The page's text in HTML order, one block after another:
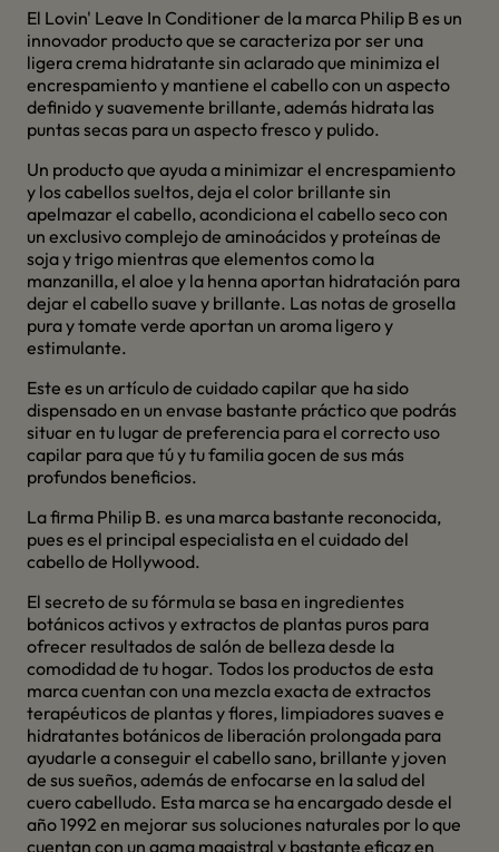
El Lovin' Leave In Conditioner de la marca Philip B es un
innovador producto que se caracteriza por ser una
ligera crema hidratante sin aclarado que minimiza el
encrespamiento y mantiene el cabello con un aspecto
definido y suavemente brillante, además hidrata las
puntas secas para un aspecto fresco y pulido.
Un producto que ayuda a minimizar el encrespamiento
y los cabellos sueltos, deja el color brillante sin
apelmazar el cabello, acondiciona el cabello seco con
un exclusivo complejo de aminoácidos y proteínas de
soja y trigo mientras que elementos como la
manzanilla, el aloe y la henna aportan hidratación para
dejar el cabello suave y brillante. Las notas de grosella
pura y tomate verde aportan un aroma ligero y
estimulante.
Este es un artículo de cuidado capilar que ha sido
dispensado en un envase bastante práctico que podrás
situar en tu lugar de preferencia para el correcto uso
capilar para que tú y tu familia gocen de sus más
profundos beneficios.
La firma Philip B. es una marca bastante reconocida,
pues es el principal especialista en el cuidado del
cabello de Hollywood.
El secreto de su fórmula se basa en ingredientes
botánicos activos y extractos de plantas puros para
ofrecer resultados de salón de belleza desde la
comodidad de tu hogar. Todos los productos de esta
marca cuentan con una mezcla exacta de extractos
terapéuticos de plantas y flores, limpiadores suaves e
hidratantes botánicos de liberación prolongada para
ayudarle a conseguir el cabello sano, brillante y joven
de sus sueños, además de enfocarse en la salud del
cuero cabelludo. Esta marca se ha encargado desde el
año 1992 en mejorar sus soluciones naturales por lo que
cuentan con un gama magistral y bastante eficaz en